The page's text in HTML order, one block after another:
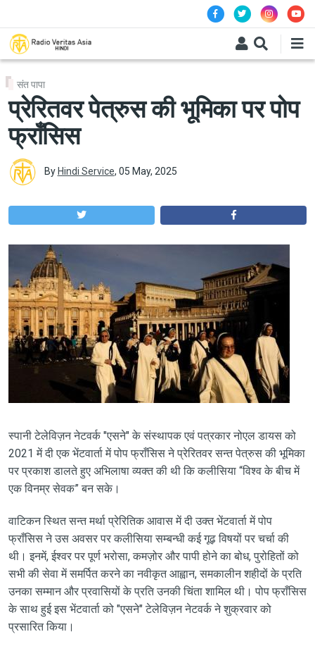
संत पापा
प्रेरितवर पेत्रुस की भूमिका पर पोप
फ्राँसिस
By Hindi Service, 05 May, 2025
स्पानी टेलेविज़न नेटवर्क "एसने" के संस्थापक एवं पत्रकार नोएल डायस को
2021 में दी एक भेंटवार्ता में पोप फ्राँसिस ने प्रेरितवर सन्त पेत्रुस की भूमिका
पर प्रकाश डालते हुए अभिलाषा व्यक्त की थी कि कलीसिया “विश्व के बीच में
एक विनम्र सेवक” बन सके।
वाटिकन स्थित सन्त मर्था प्रेरितिक आवास में दी उक्त भेंटवार्ता में पोप
फ्राँसिस ने उस अवसर पर कलीसिया सम्बन्धी कई गूढ़ विषयों पर चर्चा की
थी। इनमें, ईश्वर पर पूर्ण भरोसा, कमज़ोर और पापी होने का बोध, पुरोहितों को
सभी की सेवा में समर्पित करने का नवीकृत आह्वान, समकालीन शहीदों के प्रति
उनका सम्मान और प्रवासियों के प्रति उनकी चिंता शामिल थी। पोप फ्राँसिस
के साथ हुई इस भेंटवार्ता को "एसने" टेलेविज़न नेटवर्क ने शुक्रवार को
प्रसारित किया।